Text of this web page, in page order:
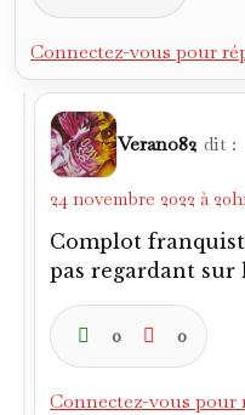
Connectez-vous pour
Verano82 dit :
24 novembre 2022 à
Complot
pas regardant sur
0 0
Connectez-vous pour